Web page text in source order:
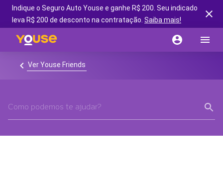
Indique o Seguro Auto Youse e ganhe R$ 200. Seu indicado
leva R$ 200 de desconto na contratação. Saiba mais!
Ver Youse Friends